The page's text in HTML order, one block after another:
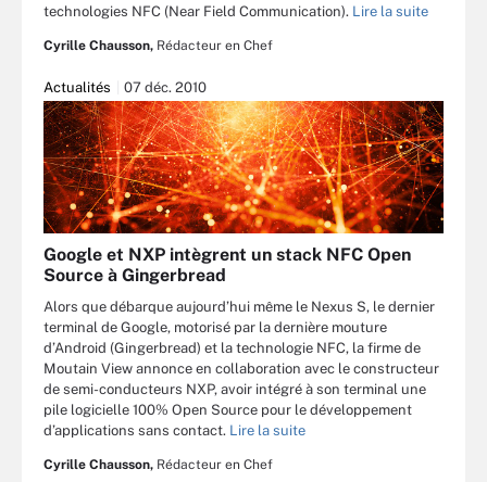
technologies NFC (Near Field Communication). Lire la suite
Cyrille Chausson, Rédacteur en Chef
Actualités 07 déc. 2010
Google et NXP intègrent un stack NFC Open
Source à Gingerbread
Alors que débarque aujourd’hui même le Nexus S, le dernier
terminal de Google, motorisé par la dernière mouture
d’Android (Gingerbread) et la technologie NFC, la firme de
Moutain View annonce en collaboration avec le constructeur
de semi-conducteurs NXP, avoir intégré à son terminal une
pile logicielle 100% Open Source pour le développement
d’applications sans contact. Lire la suite
Cyrille Chausson, Rédacteur en Chef